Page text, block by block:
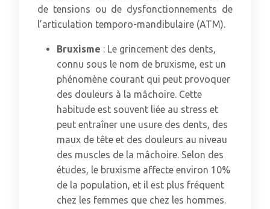
de tensions ou de dysfonctionnements de
l’articulation temporo-mandibulaire (ATM).
Bruxisme : Le grincement des dents,
connu sous le nom de bruxisme, est un
phénomène courant qui peut provoquer
des douleurs à la mâchoire. Cette
habitude est souvent liée au stress et
peut entraîner une usure des dents, des
maux de tête et des douleurs au niveau
des muscles de la mâchoire. Selon des
études, le bruxisme affecte environ 10%
de la population, et il est plus fréquent
chez les femmes que chez les hommes.